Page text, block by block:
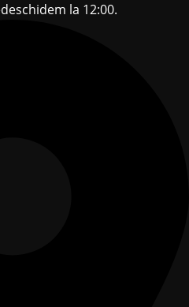
la 12:00.